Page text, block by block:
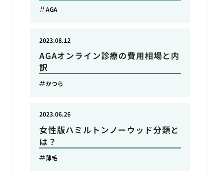
AGA
AGAオンライン診療の費用相場と内
訳
2023.08.12
かつら
女性版ハミルトンノーウッド分類と
は？
2023.06.26
薄毛